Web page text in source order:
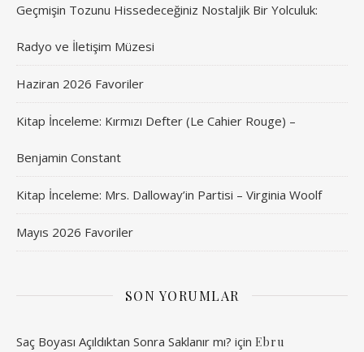
Geçmişin Tozunu Hissedeceğiniz Nostaljik Bir Yolculuk:
Radyo ve İletişim Müzesi
Haziran 2026 Favoriler
Kitap İnceleme: Kırmızı Defter (Le Cahier Rouge) –
Benjamin Constant
Kitap İnceleme: Mrs. Dalloway’in Partisi – Virginia Woolf
Mayıs 2026 Favoriler
SON YORUMLAR
Saç Boyası Açıldıktan Sonra Saklanır mı? için Ebru